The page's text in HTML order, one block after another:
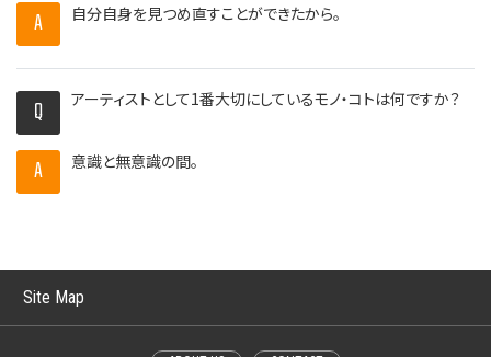
A 自分自身を見つめ直すことができたから。
Q アーティストとして1番大切にしているモノ・コトは何ですか？
A 意識と無意識の間。
Site Map